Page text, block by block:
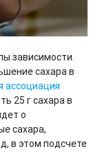
зависимости.
сахара в
ассоциация
25 г сахара в
о
сахара,
в этом подсчете